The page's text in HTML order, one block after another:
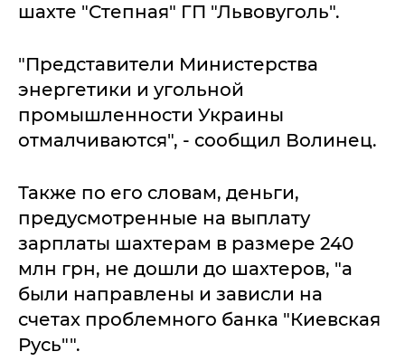
шахте "Степная" ГП "Львовуголь".
"Представители Министерства
энергетики и угольной
промышленности Украины
отмалчиваются", - сообщил Волинец.
Также по его словам, деньги,
предусмотренные на выплату
зарплаты шахтерам в размере 240
млн грн, не дошли до шахтеров, "а
были направлены и зависли на
счетах проблемного банка "Киевская
Русь"".